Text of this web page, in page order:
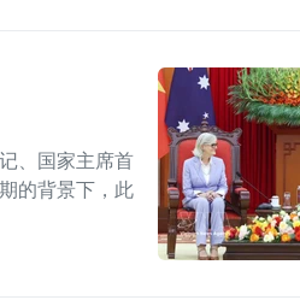
、国家主席首
的背景下，此